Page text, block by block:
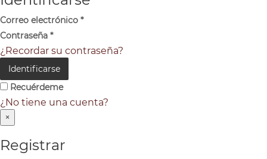
Correo electrónico *
Contraseña *
¿Recordar su contraseña?
Identificarse
Recuérdeme
¿No tiene una cuenta?
×
Registrar